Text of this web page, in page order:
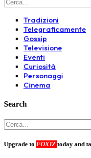
Tradizioni
Telegraficamente
Gossip
Televisione
Eventi
Curiosità
Personaggi
Cinema
Search
Upgrade to FOXIZ today and